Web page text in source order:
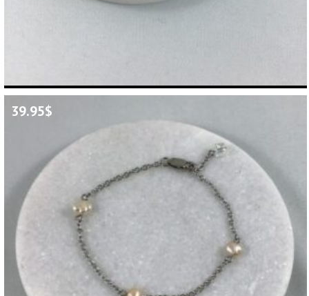
39.95$